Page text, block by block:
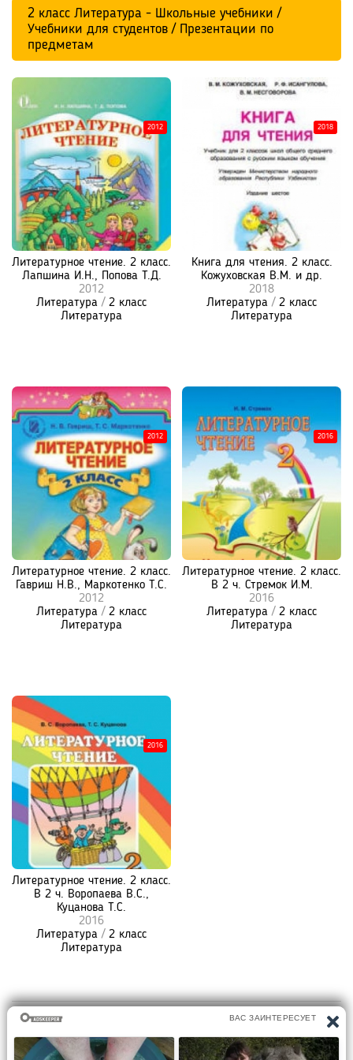
2 класс Литература - Школьные учебники /
Учебники для студентов / Презентации по
предметам
Литературное чтение. 2 класс.
Лапшина И.Н., Попова Т.Д.
2012
Литература / 2 класс
Литература
2012
Книга для чтения. 2 класс.
Кожуховская В.М. и др.
2018
Литература / 2 класс
Литература
2018
Литературное чтение. 2 класс.
Гавриш Н.В., Маркотенко Т.С.
2012
Литература / 2 класс
Литература
2012
Литературное чтение. 2 класс.
В 2 ч. Стремок И.М.
2016
Литература / 2 класс
Литература
2016
Литературное чтение. 2 класс.
В 2 ч. Воропаева В.С.,
Куцанова Т.С.
2016
Литература / 2 класс
Литература
2016